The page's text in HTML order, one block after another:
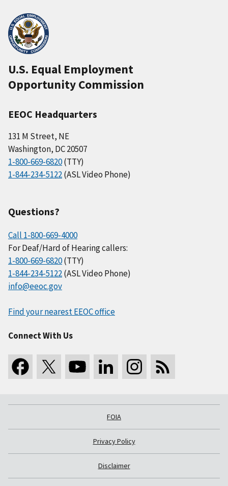
U.S. Equal Employment
Opportunity Commission
EEOC Headquarters
131 M Street, NE
Washington, DC 20507
1-800-669-6820(TTY)
1-844-234-5122(ASL Video Phone)
Questions?
Call 1-800-669-4000
For Deaf/Hard of Hearing callers:
1-800-669-6820(TTY)
1-844-234-5122(ASL Video Phone)
info@eeoc.gov
Find your nearest EEOC office
Connect With Us
FOIA
Privacy Policy
Disclaimer